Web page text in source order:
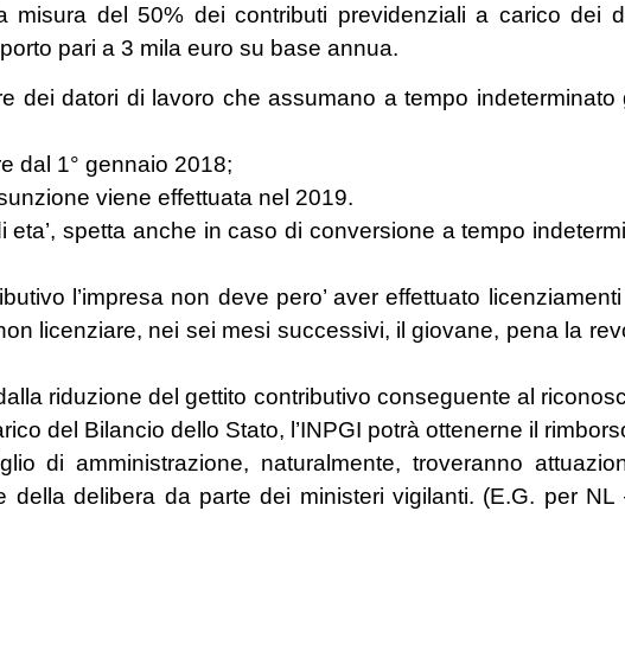
misura del 50% dei contributi previdenziali a carico dei
pari a 3 mila euro su base annua.
dei datori di lavoro che assumano a tempo indeterminato
dal 1° gennaio 2018;
viene effettuata nel 2019.
spetta anche in caso di conversione a tempo
l’impresa non deve pero’ aver effettuato
licenziare, nei sei mesi successivi, il giovane, pena la
riduzione del gettito contributivo conseguente al
del Bilancio dello Stato, l’INPGI potrà ottenerne il
di amministrazione, naturalmente, troveranno
della delibera da parte dei ministeri vigilanti. (E.G. per NL